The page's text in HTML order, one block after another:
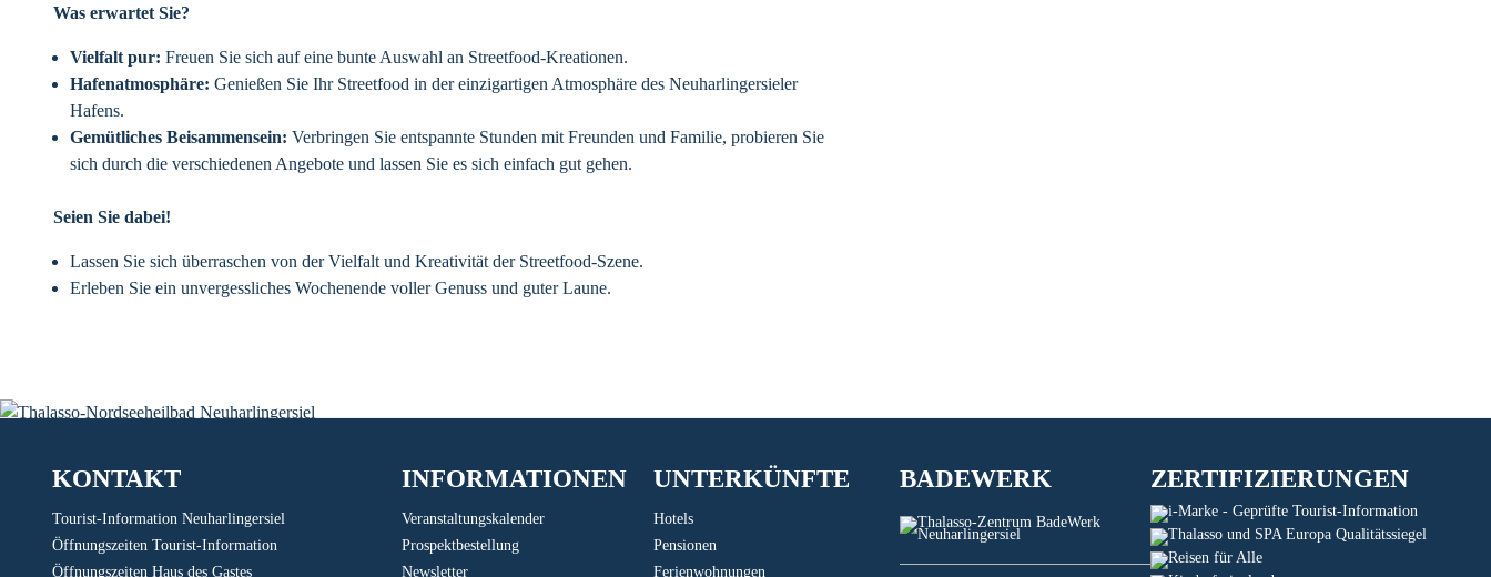
Was erwartet Sie?
Vielfalt pur: Freuen Sie sich auf eine bunte Auswahl an Streetfood-Kreationen.
Hafenatmosphäre: Genießen Sie Ihr Streetfood in der einzigartigen Atmosphäre des Neuharlingersieler
Hafens.
Gemütliches Beisammensein: Verbringen Sie entspannte Stunden mit Freunden und Familie, probieren Sie
sich durch die verschiedenen Angebote und lassen Sie es sich einfach gut gehen.
Seien Sie dabei!
Lassen Sie sich überraschen von der Vielfalt und Kreativität der Streetfood-Szene.
Erleben Sie ein unvergessliches Wochenende voller Genuss und guter Laune.
KONTAKT
Tourist-Information Neuharlingersiel
Öffnungszeiten Tourist-Information
Öffnungszeiten Haus des Gastes
INFORMATIONEN
Veranstaltungskalender
Prospektbestellung
Newsletter
UNTERKÜNFTE
Hotels
Pensionen
Ferienwohnungen
BADEWERK ZERTIFIZIERUNGEN